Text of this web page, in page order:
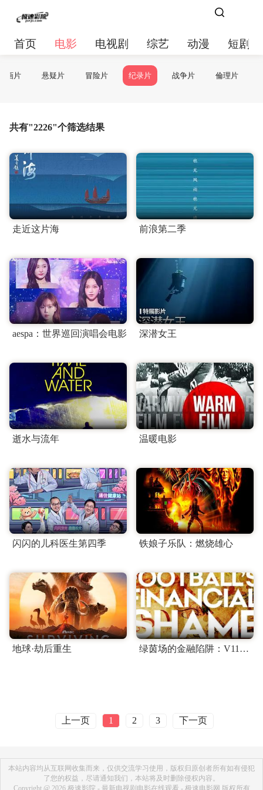
首页 电影 电视剧 综艺 动漫 短剧
画片 悬疑片 冒险片 纪录片 战争片 倫理片
共有"2226"个筛选结果
走近这片海 前浪第二季
aespa：世界巡回演唱会电影 深潜女王
逝水与流年 温暖电影
闪闪的儿科医生第四季 铁娘子乐队：燃烧雄心
地球·劫后重生 绿茵场的金融陷阱：V11球星的黑天鹅事件
上一页 1 2 3 下一页
本站内容均从互联网收集而来，仅供交流学习使用，版权归原创者所有如有侵犯
了您的权益，尽请通知我们，本站将及时删除侵权内容。